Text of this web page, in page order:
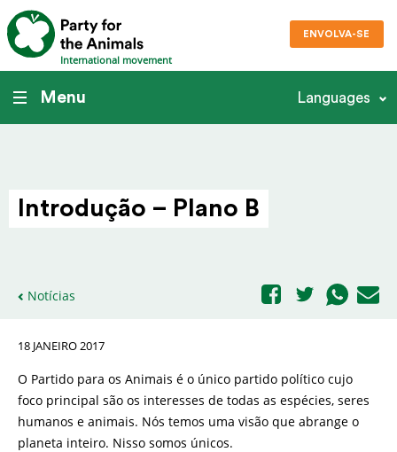
International movement
ENVOLVA-SE
Menu Languages
Intro­dução – Plano B
Notícias
18 JANEIRO 2017
O Partido para os Animais é o único partido político cujo
foco principal são os interesses de todas as espécies, seres
humanos e animais. Nós temos uma visão que abrange o
planeta inteiro. Nisso somos únicos.